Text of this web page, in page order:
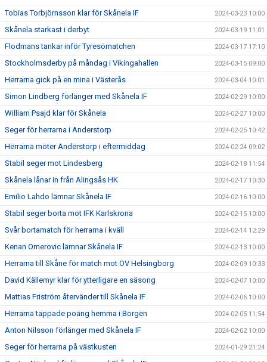
Tobias Torbjörnsson klar för Skånela IF 2024-03-23 10:00
Skånela starkast i derbyt 2024-03-19 11:01
Flodmans tankar inför Tyresömatchen 2024-03-17 17:10
Stockholmsderby på måndag i Vikingahallen 2024-03-15 09:00
Herrarna gick på en mina i Västerås 2024-03-04 10:01
Simon Lindberg förlänger med Skånela IF 2024-02-29 10:00
William Psajd klar för Skånela 2024-02-27 10:00
Seger för herrarna i Anderstorp 2024-02-25 10:42
Herrarna möter Anderstorp i eftermiddag 2024-02-24 09:02
Stabil seger mot Lindesberg 2024-02-18 11:54
Skånela lånar in från Alingsås HK 2024-02-17 10:30
Emilio Lahdo lämnar Skånela IF 2024-02-16 10:00
Stabil seger borta mot IFK Karlskrona 2024-02-15 10:00
Svår bortamatch för herrarna i kväll 2024-02-14 12:29
Kenan Omerovic lämnar Skånela IF 2024-02-13 10:00
Herrarna till Skåne för match mot OV Helsingborg 2024-02-09 10:33
David Källemyr klar för ytterligare en säsong 2024-02-07 10:00
Mattias Friström återvänder till Skånela IF 2024-02-06 10:00
Herrarna tappade poäng hemma i Borgen 2024-02-05 11:54
Anton Nilsson förlänger med Skånela IF 2024-02-02 10:00
Seger för herrarna på västkusten 2024-01-29 21:24